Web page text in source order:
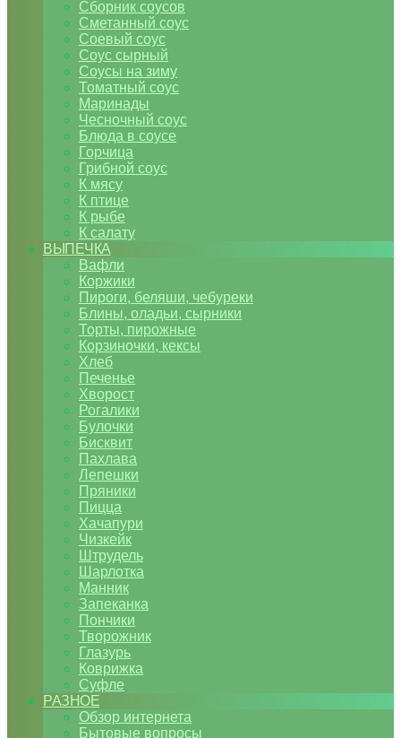
Сборник соусов
Сметанный соус
Соевый соус
Соус сырный
Соусы на зиму
Томатный соус
Маринады
Чесночный соус
Блюда в соусе
Горчица
Грибной соус
К мясу
К птице
К рыбе
К салату
ВЫПЕЧКА
Вафли
Коржики
Пироги, беляши, чебуреки
Блины, оладьи, сырники
Торты, пирожные
Корзиночки, кексы
Хлеб
Печенье
Хворост
Рогалики
Булочки
Бисквит
Пахлава
Лепешки
Пряники
Пицца
Хачапури
Чизкейк
Штрудель
Шарлотка
Манник
Запеканка
Пончики
Творожник
Глазурь
Коврижка
Суфле
РАЗНОЕ
Обзор интернета
Бытовые вопросы